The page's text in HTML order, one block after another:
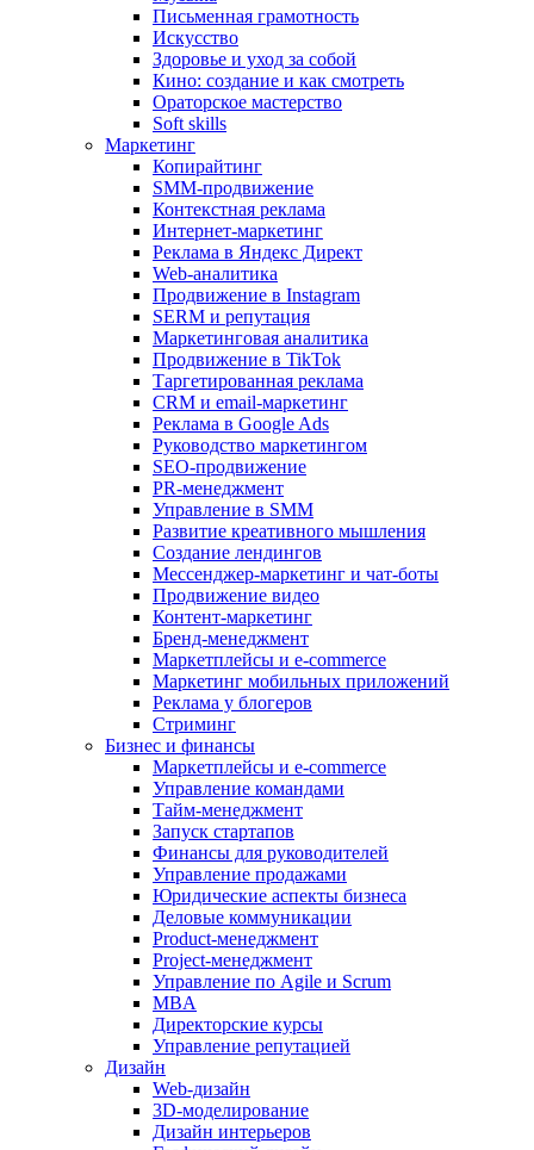
Письменная грамотность
Искусство
Здоровье и уход за собой
Кино: создание и как смотреть
Ораторское мастерство
Soft skills
Маркетинг
Копирайтинг
SMM-продвижение
Контекстная реклама
Интернет-маркетинг
Реклама в Яндекс Директ
Web-аналитика
Продвижение в Instagram
SERM и репутация
Маркетинговая аналитика
Продвижение в TikTok
Таргетированная реклама
CRM и email-маркетинг
Реклама в Google Ads
Руководство маркетингом
SEO-продвижение
PR-менеджмент
Управление в SMM
Развитие креативного мышления
Создание лендингов
Мессенджер-маркетинг и чат-боты
Продвижение видео
Контент-маркетинг
Бренд-менеджмент
Маркетплейсы и e-commerce
Маркетинг мобильных приложений
Реклама у блогеров
Стриминг
Бизнес и финансы
Маркетплейсы и e-commerce
Управление командами
Тайм-менеджмент
Запуск стартапов
Финансы для руководителей
Управление продажами
Юридические аспекты бизнеса
Деловые коммуникации
Product-менеджмент
Project-менеджмент
Управление по Agile и Scrum
MBA
Директорские курсы
Управление репутацией
Дизайн
Web-дизайн
3D-моделирование
Дизайн интерьеров